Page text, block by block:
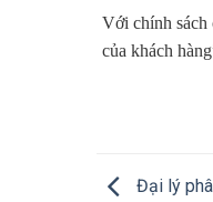
Với chính sách
của khách
Đại lý